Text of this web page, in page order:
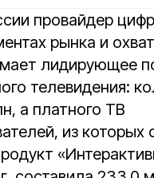
провайдер
рынка и
лидирующее
телевидения:
а платного ТВ
из которых